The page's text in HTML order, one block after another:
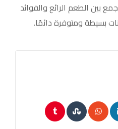
بين الطعم الرائع والفوائد
بسيطة ومتوفرة دائمًا.
Whatsapp
StumbleUpon
Tumblr